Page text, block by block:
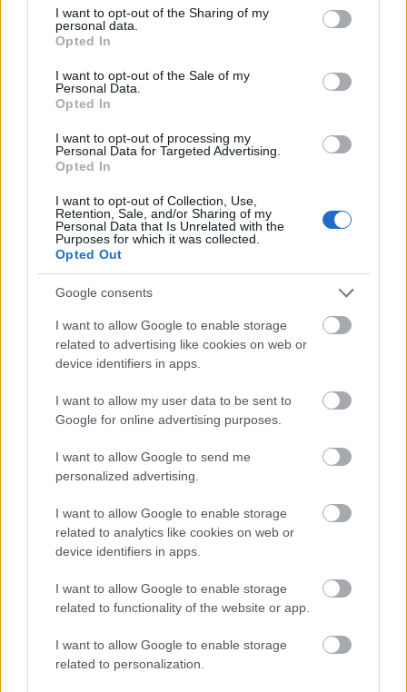
not limited to your visit or usage behaviour. You may click to
grant or deny consent to Google and its third-party tags to
use your data for below specified purposes in below Google
consent section.
I want to opt-out of the Sharing of my
personal data.
Opted In
I want to opt-out of the Sale of my
Personal Data.
Opted In
I want to opt-out of processing my
Personal Data for Targeted Advertising.
Opted In
I want to opt-out of Collection, Use,
Retention, Sale, and/or Sharing of my
Personal Data that Is Unrelated with the
Purposes for which it was collected.
Opted Out
Google consents
I want to allow Google to enable storage
related to advertising like cookies on web or
device identifiers in apps.
I want to allow my user data to be sent to
Google for online advertising purposes.
I want to allow Google to send me
personalized advertising.
I want to allow Google to enable storage
related to analytics like cookies on web or
device identifiers in apps.
I want to allow Google to enable storage
related to functionality of the website or app.
I want to allow Google to enable storage
related to personalization.
mégis emberközeli tengelyekre. Néha talán
úgy érezhetjük, hogy a fentebb említett ősök
ügyes összefésülésénél nem merészkedik
tovább az ifjú, hiszen nagy
expetimentalizmus és egy igazán
elkülöníthető esszencia még csak óvatosan
bújik elő, de a végeredmény még így is
ezerszer frissítőbb, mint amit egy
szárnypróbálgató fiataltól vagy a
kiszámítható mainstream mezőnytől
várhatunk. Úgyhogy mi megelőlegezünk neki
egy jóval átütőbb második nekifutást.
79%
Norvégia Pop Skandinávia Lemezáru Aurora Asknesre
JJ MEGNYERTE AZ EUROVÍZIÓS DALFESZTIVÁLT,